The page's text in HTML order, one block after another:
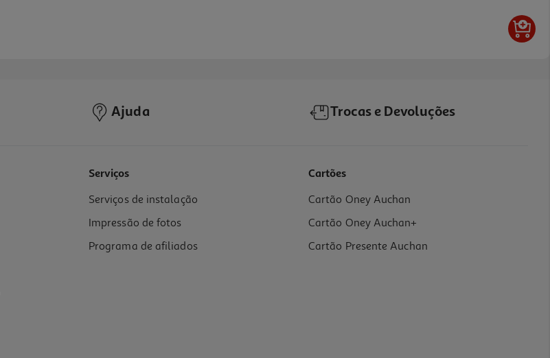
Ajuda Trocas e Devoluções
Serviços
Serviços de instalação
Impressão de fotos
Programa de afiliados
Cartões
Cartão Oney Auchan
Cartão Oney Auchan+
Cartão Presente Auchan